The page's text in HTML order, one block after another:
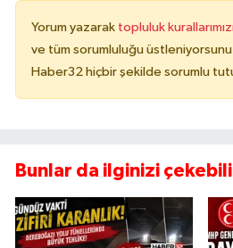
Yorum yazarak topluluk
ve tüm sorumluluğu
Haber32 hiçbir şekilde sorumlu
Bunlar da ilginizi